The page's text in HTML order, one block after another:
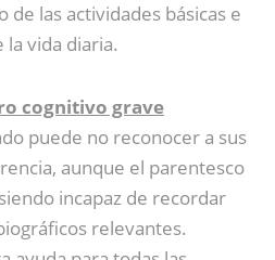
de las actividades básicas e
vida diaria.
cognitivo grave
puede no reconocer a sus
aunque el parentesco
incapaz de recordar
relevantes.